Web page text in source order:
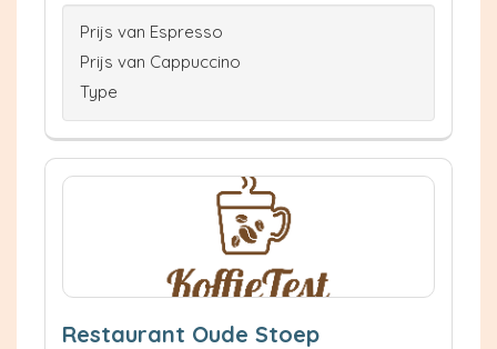
Prijs van Espresso
Prijs van Cappuccino
Type
Restaurant Oude Stoep